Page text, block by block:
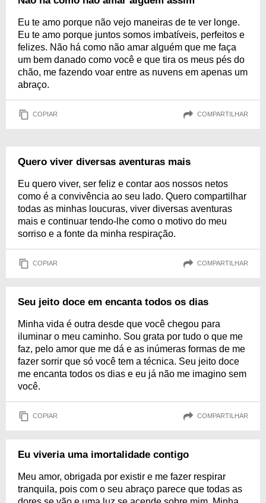
Eu te amo porque não vejo maneiras de te ver longe.
Eu te amo porque juntos somos imbatíveis, perfeitos e
felizes. Não há como não amar alguém que me faça
um bem danado como você e que tira os meus pés do
chão, me fazendo voar entre as nuvens em apenas um
abraço.
COPIAR COMPARTILHAR
Quero viver diversas aventuras mais
Eu quero viver, ser feliz e contar aos nossos netos
como é a convivência ao seu lado. Quero compartilhar
todas as minhas loucuras, viver diversas aventuras
mais e continuar tendo-lhe como o motivo do meu
sorriso e a fonte da minha respiração.
COPIAR COMPARTILHAR
Seu jeito doce em encanta todos os dias
Minha vida é outra desde que você chegou para
iluminar o meu caminho. Sou grata por tudo o que me
faz, pelo amor que me dá e as inúmeras formas de me
fazer sorrir que só você tem a técnica. Seu jeito doce
me encanta todos os dias e eu já não me imagino sem
você.
COPIAR COMPARTILHAR
Eu viveria uma imortalidade contigo
Meu amor, obrigada por existir e me fazer respirar
tranquila, pois com o seu abraço parece que todas as